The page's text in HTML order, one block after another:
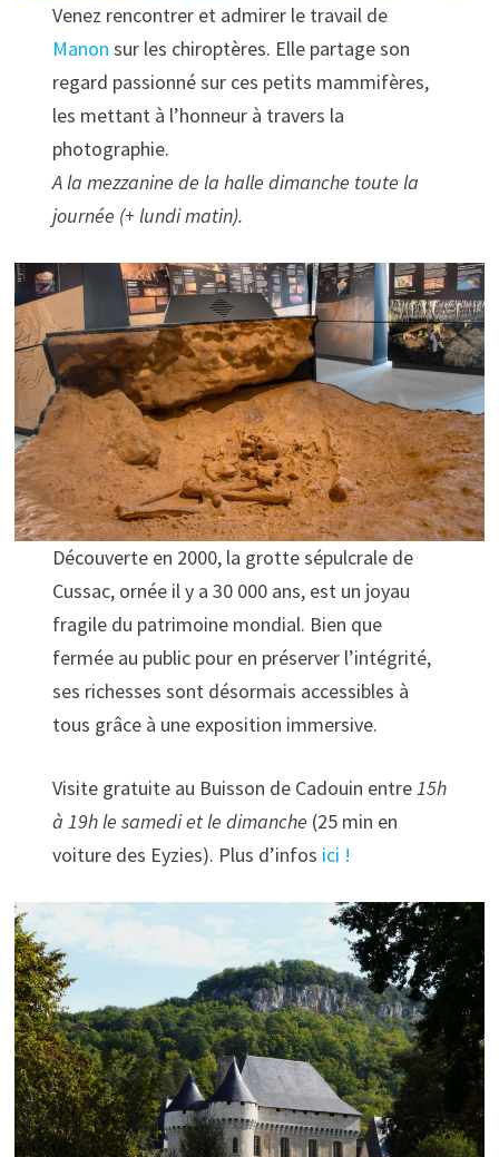
Venez rencontrer et admirer le travail de
Manon sur les chiroptères. Elle partage son
regard passionné sur ces petits mammifères,
les mettant à l’honneur à travers la
photographie.
A la mezzanine de la halle dimanche toute la
journée (+ lundi matin).
Découverte en 2000, la grotte sépulcrale de
Cussac, ornée il y a 30 000 ans, est un joyau
fragile du patrimoine mondial. Bien que
fermée au public pour en préserver l’intégrité,
ses richesses sont désormais accessibles à
tous grâce à une exposition immersive.
Visite gratuite au Buisson de Cadouin entre15h
à 19h le samedi et le dimanche (25 min en
voiture des Eyzies). Plus d’infos ici !